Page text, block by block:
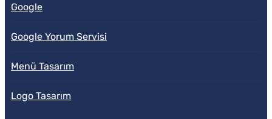
Google
Google Yorum Servisi
Menü Tasarım
Logo Tasarım